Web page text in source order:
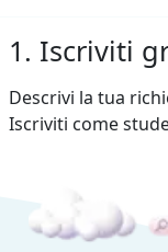
1. Iscriviti
Descrivi la tua
Iscriviti come